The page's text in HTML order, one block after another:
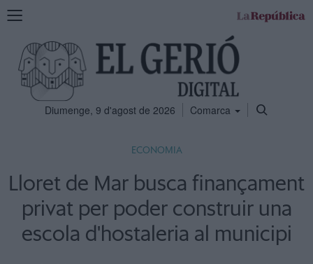
Mostra
navegació
Diumenge, 9 d'agost de 2026 Comarca
ECONOMIA
Lloret de Mar busca finançament
privat per poder construir una
escola d'hostaleria al municipi